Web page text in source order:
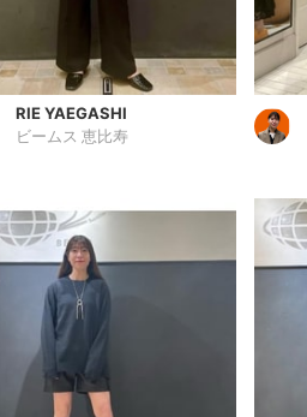
RIE YAEGASHI
ビームス 恵比寿